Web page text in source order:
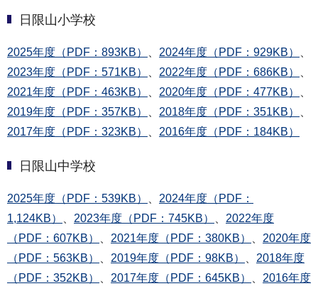
日限山小学校
2025年度（PDF：893KB） 2024年度（PDF：929KB）
2023年度（PDF：571KB）
2022年度（PDF：686KB）
2021年度（PDF：463KB）
2020年度（PDF：477KB）
2019年度（PDF：357KB）
2018年度（PDF：351KB）
2017年度（PDF：323KB）
2016年度（PDF：184KB）
日限山中学校
2025年度（PDF：539KB） 、 2024年度（PDF：
1,124KB）
、 2023年度（PDF：745KB） 、 2022年度
（PDF：607KB）
、 2021年度（PDF：380KB） 、 2020年度
（PDF：563KB）
、 2019年度（PDF：98KB） 、 2018年度
（PDF：352KB）
、 2017年度（PDF：645KB） 、 2016年度